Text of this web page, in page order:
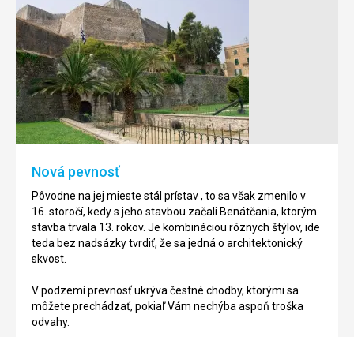
Nová pevnosť
Pôvodne na jej mieste stál prístav , to sa však zmenilo v
16. storočí, kedy s jeho stavbou začali Benátčania, ktorým
stavba trvala 13. rokov. Je kombináciou rôznych štýlov, ide
teda bez nadsázky tvrdiť, že sa jedná o architektonický
skvost.
V podzemí prevnosť ukrýva čestné chodby, ktorými sa
môžete prechádzať, pokiaľ Vám nechýba aspoň troška
odvahy.
Kláštor
Paleokastritsa
Na
zelenom
kopci
na
pláži
strane
Korfu,
veľký
kláštor
Pane
Márii
Paleokastritsa.
Myší
ostrov
Naozaj
malý
zelený
ostrov
patrí
najfotografovanejším
Korfu,
predovšetkým
kvôli
veľkosti.
ploche